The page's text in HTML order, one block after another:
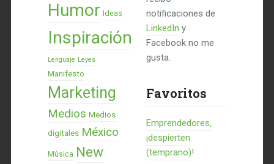
Humor Ideas
Inspiración
Lenguaje Leyes
Manifesto
Marketing
Medios Medios
digitales México
Música New
notificaciones de
LinkedIn y
Facebook no me
gusta.
Favoritos
Emprendedores,
¡despierten
(temprano)!